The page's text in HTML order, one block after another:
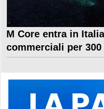
M Core entra in
commerciali per